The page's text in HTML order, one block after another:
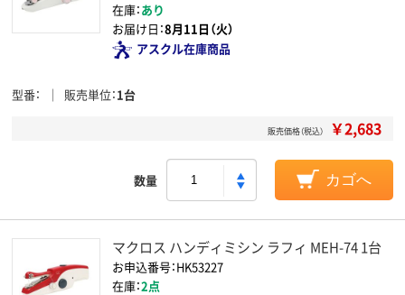
在庫：あり
お届け日：8月11日（火）
アスクル在庫商品
型番 販売単位 1台
販売価格（税込） ￥2,683
数量 カゴへ
マクロス ハンディミシン ラフィ MEH-74 1台
お申込番号：HK53227
在庫：2点